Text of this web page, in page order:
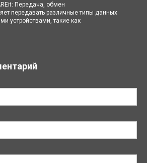
Передача, обмен
передавать различные типы данных
устройствами, такие как